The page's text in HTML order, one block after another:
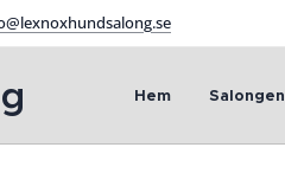
Hem Salongen